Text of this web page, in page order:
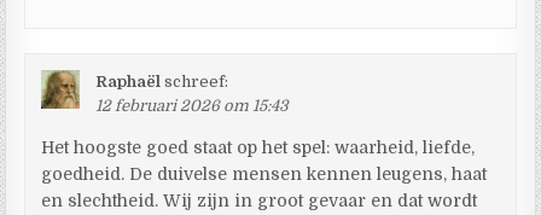
Raphaël schreef:
12 februari 2026 om 15:43
Het hoogste goed staat op het spel: waarheid, liefde,
goedheid. De duivelse mensen kennen leugens, haat
en slechtheid. Wij zijn in groot gevaar en dat wordt